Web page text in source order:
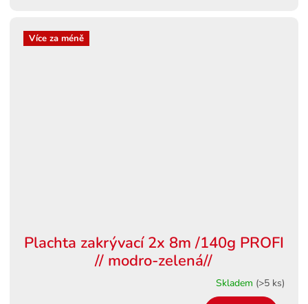
Více za méně
Plachta zakrývací 2x 8m /140g PROFI
// modro-zelená//
Skladem (>5 ks)